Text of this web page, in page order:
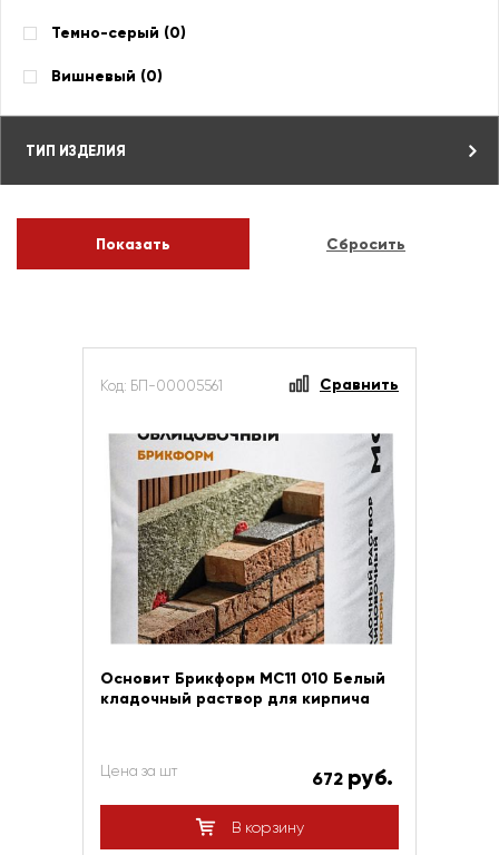
Темно-серый (0)
Вишневый (0)
ТИП ИЗДЕЛИЯ
Код: БП-00005561 Сравнить
Основит Брикформ МС11 010 Белый
кладочный раствор для кирпича
Цена за шт 672 руб.
В корзину